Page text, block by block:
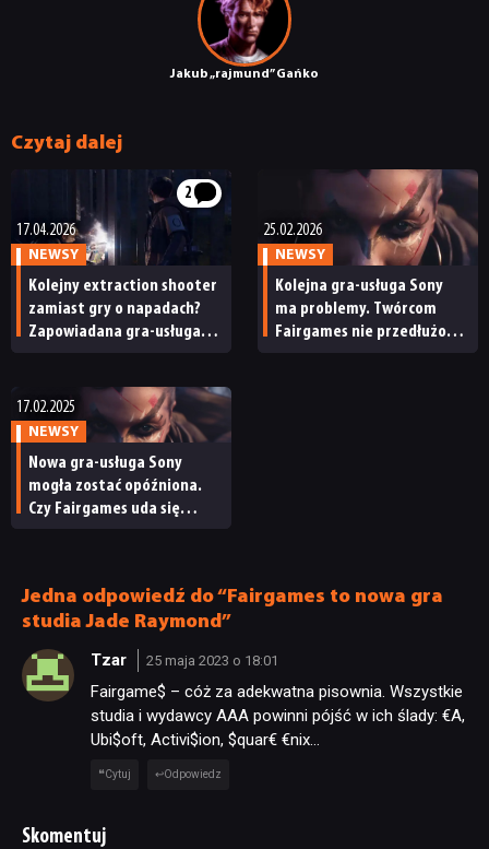
TECHNOLOGIE
JUŻ GRALIŚMY
SKLEP
Jakub „rajmund” Gańko
Czytaj dalej
2
17.04.2026
NEWSY
Kolejny extraction shooter
zamiast gry o napadach?
Zapowiadana gra-usługa
25.02.2026
NEWSY
Kolejna gra-usługa Sony
ma problemy. Twórcom
Fairgames nie przedłużono
17.02.2025
NEWSY
Nowa gra-usługa Sony
mogła zostać opóźniona.
Czy Fairgames uda się
Jedna odpowiedź do “Fairgames to nowa gra
studia Jade Raymond”
Tzar 25 maja 2023 o 18:01
Fairgame$ – cóż za adekwatna pisownia. Wszystkie
studia i wydawcy AAA powinni pójść w ich ślady: €A,
Ubi$oft, Activi$ion, $quar€ €nix…
Cytuj Odpowiedz
Skomentuj